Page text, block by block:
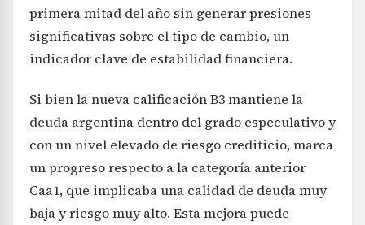
primera mitad del año sin generar presiones
significativas sobre el tipo de cambio, un
indicador clave de estabilidad financiera.
Si bien la nueva calificación B3 mantiene la
deuda argentina dentro del grado especulativo y
con un nivel elevado de riesgo crediticio, marca
un progreso respecto a la categoría anterior
Caa1, que implicaba una calidad de deuda muy
baja y riesgo muy alto. Esta mejora puede